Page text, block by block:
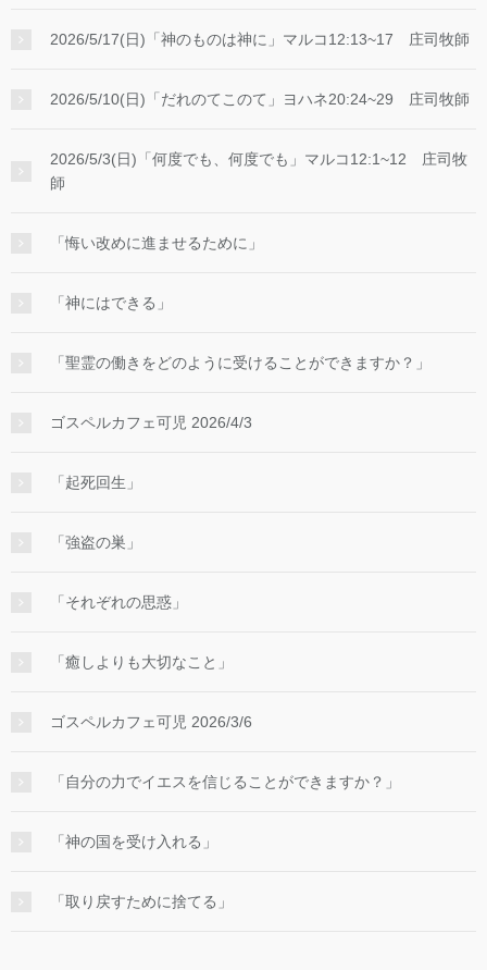
2026/5/17(日)「神のものは神に」マルコ12:13~17 庄司牧師
2026/5/10(日)「だれのてこのて」ヨハネ20:24~29 庄司牧師
2026/5/3(日)「何度でも、何度でも」マルコ12:1~12 庄司牧
師
「悔い改めに進ませるために」
「神にはできる」
「聖霊の働きをどのように受けることができますか？」
ゴスペルカフェ可児 2026/4/3
「起死回生」
「強盗の巣」
「それぞれの思惑」
「癒しよりも大切なこと」
ゴスペルカフェ可児 2026/3/6
「自分の力でイエスを信じることができますか？」
「神の国を受け入れる」
「取り戻すために捨てる」